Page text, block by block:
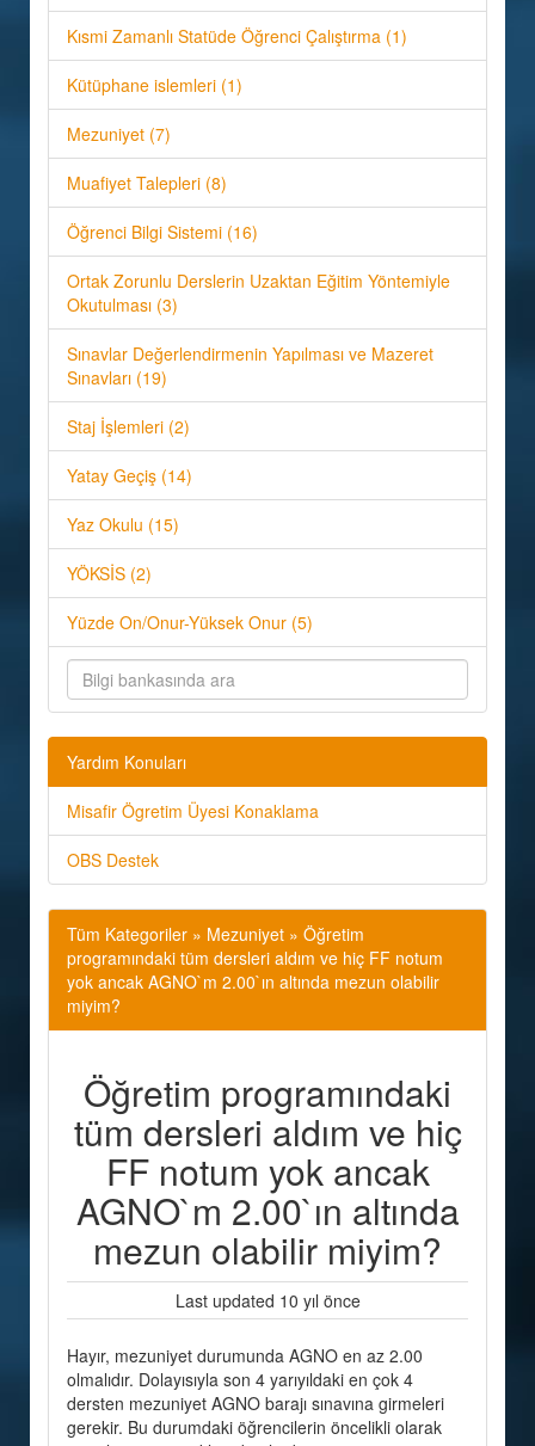
Kısmi Zamanlı Statüde Öğrenci Çalıştırma (1)
Kütüphane islemleri (1)
Mezuniyet (7)
Muafiyet Talepleri (8)
Öğrenci Bilgi Sistemi (16)
Ortak Zorunlu Derslerin Uzaktan Eğitim Yöntemiyle
Okutulması (3)
Sınavlar Değerlendirmenin Yapılması ve Mazeret
Sınavları (19)
Staj İşlemleri (2)
Yatay Geçiş (14)
Yaz Okulu (15)
YÖKSİS (2)
Yüzde On/Onur-Yüksek Onur (5)
Yardım Konuları
Misafir Ögretim Üyesi Konaklama
OBS Destek
Tüm Kategoriler » Mezuniyet » Öğretim
programındaki tüm dersleri aldım ve hiç FF notum
yok ancak AGNO`m 2.00`ın altında mezun olabilir
miyim?
Öğretim programındaki
tüm dersleri aldım ve hiç
FF notum yok ancak
AGNO`m 2.00`ın altında
mezun olabilir miyim?
Last updated 10 yıl önce
Hayır, mezuniyet durumunda AGNO en az 2.00
olmalıdır. Dolayısıyla son 4 yarıyıldaki en çok 4
dersten mezuniyet AGNO barajı sınavına girmeleri
gerekir. Bu durumdaki öğrencilerin öncelikli olarak